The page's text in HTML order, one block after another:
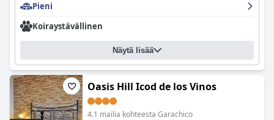
Pieni
Koiraystävällinen
Näytä lisää
Oasis Hill Icod de los Vinos
4.1 mailia kohteesta Garachico